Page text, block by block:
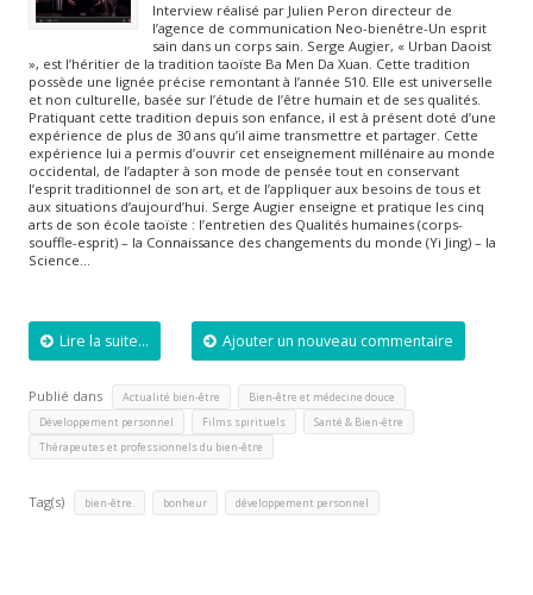
Interview réalisé par Julien Peron directeur de
l’agence de communication Neo-bienêtre-Un esprit
sain dans un corps sain. Serge Augier, « Urban Daoist
», est l’héritier de la tradition taoïste Ba Men Da Xuan. Cette tradition
possède une lignée précise remontant à l’année 510. Elle est universelle
et non culturelle, basée sur l’étude de l’être humain et de ses qualités.
Pratiquant cette tradition depuis son enfance, il est à présent doté d’une
expérience de plus de 30 ans qu’il aime transmettre et partager. Cette
expérience lui a permis d’ouvrir cet enseignement millénaire au monde
occidental, de l’adapter à son mode de pensée tout en conservant
l’esprit traditionnel de son art, et de l’appliquer aux besoins de tous et
aux situations d’aujourd’hui. Serge Augier enseigne et pratique les cinq
arts de son école taoïste : l’entretien des Qualités humaines (corps-
souffle-esprit) – la Connaissance des changements du monde (Yi Jing) – la
Science…
Lire la suite... Ajouter un nouveau commentaire
Publié dans Actualité bien-être Bien-être et médecine douce
Développement personnel Films spirituels Santé & Bien-être
Thérapeutes et professionnels du bien-être
Tag(s) bien-être. bonheur développement personnel